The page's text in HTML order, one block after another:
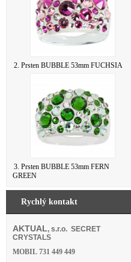
2. Prsten BUBBLE 53mm FUCHSIA
3. Prsten BUBBLE 53mm FERN
GREEN
Rychlý kontakt
AKTUAL, s.r.o. SECRET
CRYSTALS
MOBIL 731 449 449